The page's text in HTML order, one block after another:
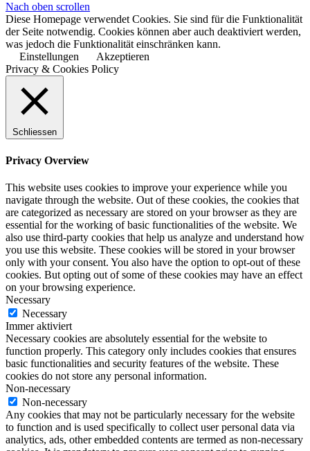
Nach oben scrollen
Diese Homepage verwendet Cookies. Sie sind für die Funktionalität
der Seite notwendig. Cookies können aber auch deaktiviert werden,
was jedoch die Funktionalität einschränken kann.
Einstellungen
Akzeptieren
Privacy & Cookies Policy
Schliessen
Privacy Overview
This website uses cookies to improve your experience while you
navigate through the website. Out of these cookies, the cookies that
are categorized as necessary are stored on your browser as they are
essential for the working of basic functionalities of the website. We
also use third-party cookies that help us analyze and understand how
you use this website. These cookies will be stored in your browser
only with your consent. You also have the option to opt-out of these
cookies. But opting out of some of these cookies may have an effect
on your browsing experience.
Necessary
Necessary
Immer aktiviert
Necessary cookies are absolutely essential for the website to
function properly. This category only includes cookies that ensures
basic functionalities and security features of the website. These
cookies do not store any personal information.
Non-necessary
Non-necessary
Any cookies that may not be particularly necessary for the website
to function and is used specifically to collect user personal data via
analytics, ads, other embedded contents are termed as non-necessary